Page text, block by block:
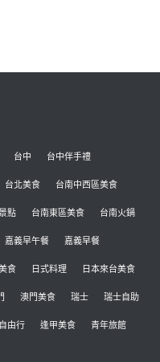
台中 台中伴手禮
台北美食 台南中西區美食
點 台南東區美食 台南火鍋
嘉義早午餐 嘉義早餐
食 日式料理 日本來台美食
澳門美食 瑞士 瑞士自助
由行 逢甲美食 青年旅館